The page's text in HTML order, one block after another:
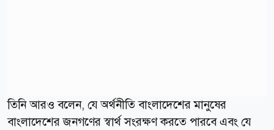
তিনি আরও বলেন, যে অর্থনীতি বাংলাদেশের মানুষের
বাংলাদেশের জনগণের স্বার্থ সংরক্ষণ করতে পারবে এবং যে